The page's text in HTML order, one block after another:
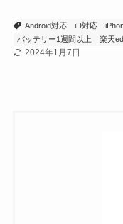
Android対応 iD対応
バッテリー1週間以上
楽天
2024年1月7日